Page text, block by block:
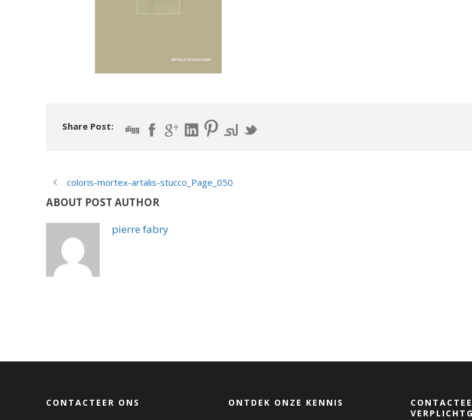
Share Post:
coloris-mortex-artalis-stucco_Page_050
ABOUT POST AUTHOR
pierre fabry
CONTACTEER ONS ONTDEK ONZE KENNIS